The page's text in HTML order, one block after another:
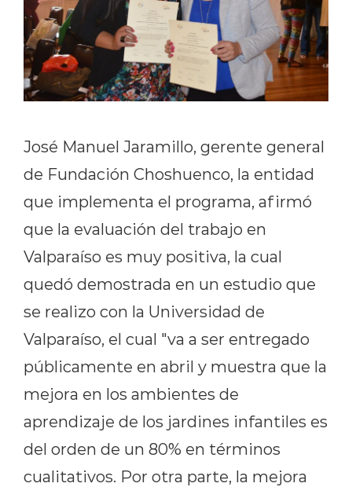
José Manuel Jaramillo, gerente general
de Fundación Choshuenco, la entidad
que implementa el programa, afirmó
que la evaluación del trabajo en
Valparaíso es muy positiva, la cual
quedó demostrada en un estudio que
se realizo con la Universidad de
Valparaíso, el cual "va a ser entregado
públicamente en abril y muestra que la
mejora en los ambientes de
aprendizaje de los jardines infantiles es
del orden de un 80% en términos
cualitativos. Por otra parte, la mejora